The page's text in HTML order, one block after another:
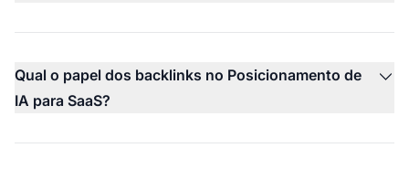
Qual o papel dos backlinks no Posicionamento de
IA para SaaS?